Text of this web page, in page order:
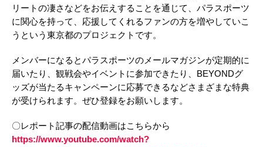
リートの凄さなどをお伝えすることを通じて、パラスポーツ
に関心を持って、応援してくれるファンの方を増やしていこ
うという東京都のプロジェクトです。
メンバーになるとパラスポーツのメールマガジンが定期的に
届いたり、観戦会やイベントに参加できたり、BEYONDグ
ッズが当たるキャンペーンに応募できるなどさまざまな特典
が受けられます。ぜひ登録をお願いします。
〇レポート記事の配信動画はこちらから
https://www.youtube.com/watch?